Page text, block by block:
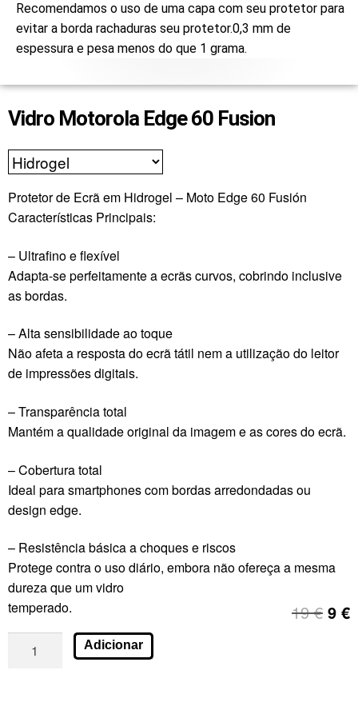
Recomendamos o uso de uma capa com seu protetor para
evitar a borda rachaduras seu protetor.0,3 mm de
espessura e pesa menos do que 1 grama.
Vidro Motorola Edge 60 Fusion
Protetor de Ecrã em Hidrogel – Moto Edge 60 Fusión
Características Principais:
– Ultrafino e flexível
Adapta-se perfeitamente a ecrãs curvos, cobrindo inclusive
as bordas.
– Alta sensibilidade ao toque
Não afeta a resposta do ecrã tátil nem a utilização do leitor
de impressões digitais.
– Transparência total
Mantém a qualidade original da imagem e as cores do ecrã.
– Cobertura total
Ideal para smartphones com bordas arredondadas ou
design edge.
– Resistência básica a choques e riscos
Protege contra o uso diário, embora não ofereça a mesma
dureza que um vidro
temperado.
19€ 9 €
Adicionar